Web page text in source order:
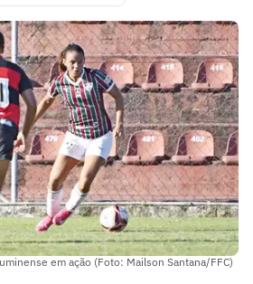
em ação (Foto: Mailson Santana/FFC)